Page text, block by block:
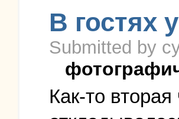
В гостях
Submitted by
Как-то